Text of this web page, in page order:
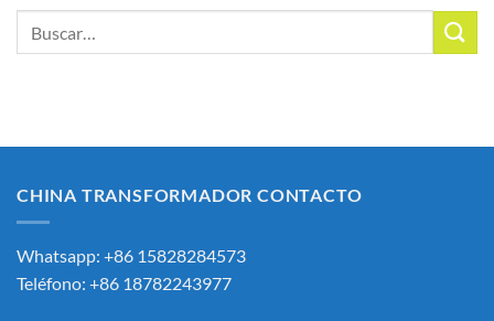
CHINA TRANSFORMADOR CONTACTO
Whatsapp: +86 15828284573
Teléfono: +86 18782243977